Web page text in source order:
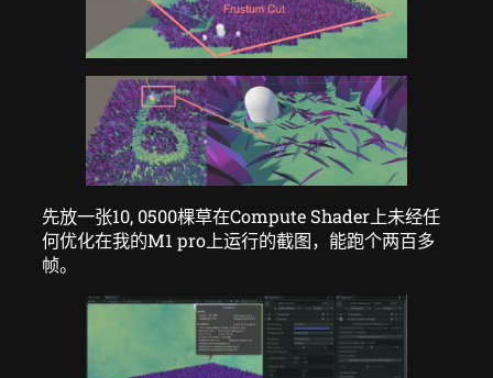
先放一张10, 0500棵草在Compute Shader上未经任
何优化在我的M1 pro上运行的截图，能跑个两百多
帧。